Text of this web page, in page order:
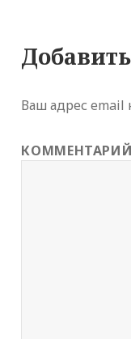
Ваш адрес email